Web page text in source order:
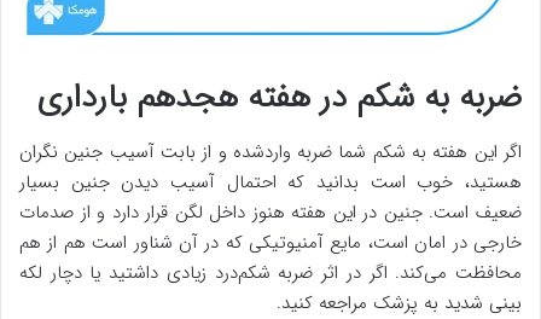
ضربه به شکم در هفته هجدهم بارداری
اگر این هفته به شکم شما ضربه واردشده و از بابت آسیب جنین نگران
هستید، خوب است بدانید که احتمال آسیب دیدن جنین بسیار
ضعیف است. جنین در این هفته هنوز داخل لگن قرار دارد و از صدمات
خارجی در امان است، مایع آمنیوتیکی که در آن شناور است هم از هم
محافظت می‌کند. اگر در اثر ضربه شکم‌درد زیادی داشتید یا دچار لکه
بینی شدید به پزشک مراجعه کنید.